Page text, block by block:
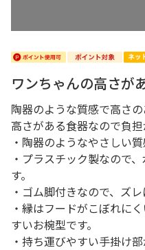
ワンちゃんの高さが
陶器のような質感で高さの
高さがある食器なので負担
・陶器のようなやさしい
・プラスチック製なので
す。
・ゴム脚付きなので、ズ
・縁はフードがこぼれに
すいお椀型です。
・持ち運びやすい手掛け部